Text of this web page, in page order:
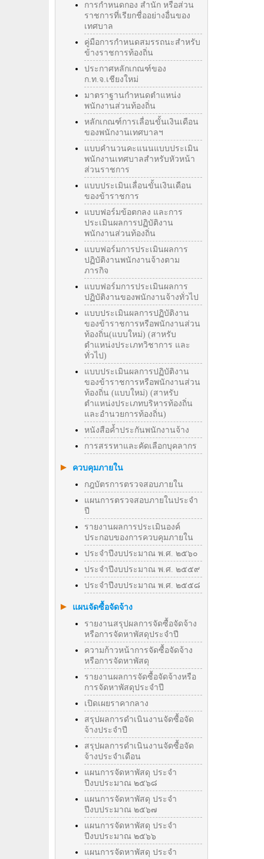
การกำหนดกอง สำนัก หรือส่วน
ราชการที่เรียกชื่ออย่างอื่นของ
เทศบาล
คู่มือการกำหนดสมรรถนะสำหรับ
ข้างราชการท้องถิ่น
ประกาศหลักเกณฑ์ของ
ก.ท.จ.เชียงใหม่
มาตราฐานกำหนดตำแหน่ง
พนักงานส่วนท้องถิ่น
หลักเกณฑ์การเลื่อนขั้นเงินเดือน
ของพนักงานเทศบาลฯ
แบบคำนวนคะแนนแบบประเมิน
พนักงานเทศบาลสำหรับหัวหน้า
ส่วนราชการ
แบบประเมินเลื่อนขั้นเงินเดือน
ของข้าราชการ
แบบฟอร์มข้อตกลง และการ
ประเมินผลการปฏิบัติงาน
พนักงานส่วนท้องถิ่น
แบบฟอร์มการประเมินผลการ
ปฏิบัติงานพนักงานจ้างตาม
ภารกิจ
แบบฟอร์มการประเมินผลการ
ปฏิบัติงานของพนักงานจ้างทั่วไป
แบบประเมินผลการปฏิบัติงาน
ของข้าราชการหรือพนักงานส่วน
ท้องถิ่น(แบบใหม่) (สาหรับ
ตำแหน่งประเภทวิชาการ และ
ทั่วไป)
แบบประเมินผลการปฏิบัติงาน
ของข้าราชการหรือพนักงานส่วน
ท้องถิ่น (แบบใหม่) (สาหรับ
ตำแหน่งประเภทบริหารท้องถิ่น
และอำนวยการท้องถิ่น)
หนังสือค้ำประกันพนักงานจ้าง
การสรรหาและคัดเลือกบุคลากร
ควบคุมภายใน
กฎบัตรการตรวจสอบภายใน
แผนการตรวจสอบภายในประจำ
ปี
รายงานผลการประเมินองค์
ประกอบของการควบคุมภายใน
ประจำปีงบประมาณ พ.ศ. ๒๕๖๐
ประจำปีงบประมาณ พ.ศ. ๒๕๕๙
ประจำปีงบประมาณ พ.ศ. ๒๕๕๘
แผนจัดซื้อจัดจ้าง
รายงานสรุปผลการจัดซื้อจัดจ้าง
หรือการจัดหาพัสดุประจำปี
ความก้าวหน้าการจัดซื้อจัดจ้าง
หรือการจัดหาพัสดุ
รายงานผลการจัดซื้อจัดจ้างหรือ
การจัดหาพัสดุประจําปี
เปิดเผยราคากลาง
สรุปผลการดำเนินงานจัดซื้อจัด
จ้างประจำปี
สรุปผลการดำเนินงานจัดซื้อจัด
จ้างประจำเดือน
แผนการจัดหาพัสดุ ประจำ
ปีงบประมาณ ๒๕๖๘
แผนการจัดหาพัสดุ ประจำ
ปีงบประมาณ ๒๕๖๗
แผนการจัดหาพัสดุ ประจำ
ปีงบประมาณ ๒๕๖๖
แผนการจัดหาพัสดุ ประจำ